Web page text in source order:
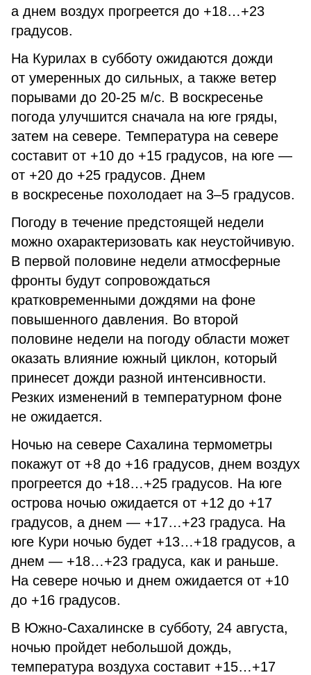
а днем воздух прогреется до +18…+23
градусов.
На Курилах в субботу ожидаются дожди
от умеренных до сильных, а также ветер
порывами до 20-25 м/с. В воскресенье
погода улучшится сначала на юге гряды,
затем на севере. Температура на севере
составит от +10 до +15 градусов, на юге —
от +20 до +25 градусов. Днем
в воскресенье похолодает на 3–5 градусов.
Погоду в течение предстоящей недели
можно охарактеризовать как неустойчивую.
В первой половине недели атмосферные
фронты будут сопровождаться
кратковременными дождями на фоне
повышенного давления. Во второй
половине недели на погоду области может
оказать влияние южный циклон, который
принесет дожди разной интенсивности.
Резких изменений в температурном фоне
не ожидается.
Ночью на севере Сахалина термометры
покажут от +8 до +16 градусов, днем воздух
прогреется до +18…+25 градусов. На юге
острова ночью ожидается от +12 до +17
градусов, а днем — +17…+23 градуса. На
юге Кури ночью будет +13…+18 градусов, а
днем — +18…+23 градуса, как и раньше.
На севере ночью и днем ожидается от +10
до +16 градусов.
В Южно-Сахалинске в субботу, 24 августа,
ночью пройдет небольшой дождь,
температура воздуха составит +15…+17